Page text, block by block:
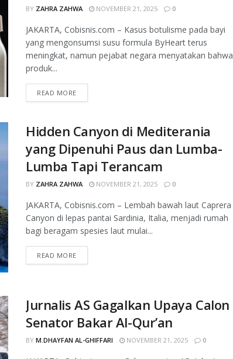
BY ZAHRA ZAHWA NOVEMBER 21, 2025 0
JAKARTA, Cobisnis.com – Kasus botulisme pada bayi
yang mengonsumsi susu formula ByHeart terus
meningkat, namun pejabat negara menyatakan bahwa
produk...
READ MORE
Hidden Canyon di Mediterania
yang Dipenuhi Paus dan Lumba-
Lumba Tapi Terancam
BY ZAHRA ZAHWA NOVEMBER 21, 2025 0
JAKARTA, Cobisnis.com – Lembah bawah laut Caprera
Canyon di lepas pantai Sardinia, Italia, menjadi rumah
bagi beragam spesies laut mulai...
READ MORE
Jurnalis AS Gagalkan Upaya Calon
Senator Bakar Al-Qur’an
BY M.DHAYFAN AL-GHIFFARI NOVEMBER 21, 2025 0